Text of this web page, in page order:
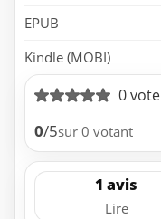
EPUB
Kindle (MOBI)
0 vote
0/5sur 0 votant
1 avis
Lire